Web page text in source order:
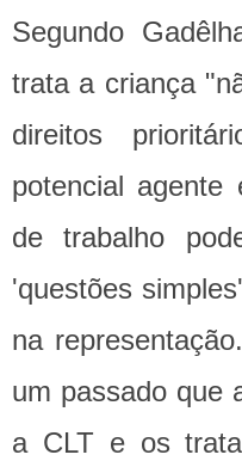
Segundo
trata a criança
direitos
potencial agente
de trabalho
'questões
na
um passado que
a CLT e os